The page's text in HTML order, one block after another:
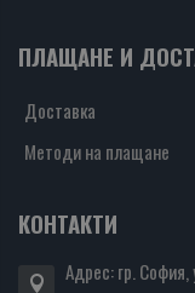
ПЛАЩАНЕ И
Доставка
Методи на плащане
КОНТАКТИ
Адрес: гр.